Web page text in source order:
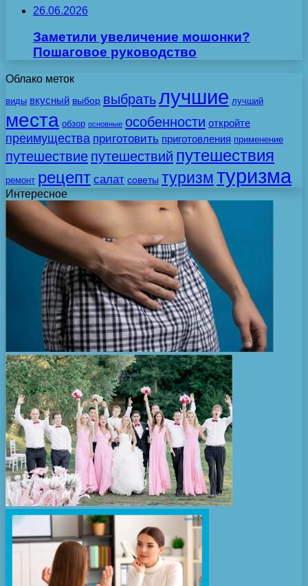
26.06.2026
Заметили увеличение мошонки?
Пошаговое руководство
Облако меток
виды вкусный выбор выбратьлучшие лучший
места обзор основные особенности откройте
преимущества приготовить приготовления применение
путешествие путешествий путешествия
ремонт рецепт салат советы туризмтуризма
Интересное